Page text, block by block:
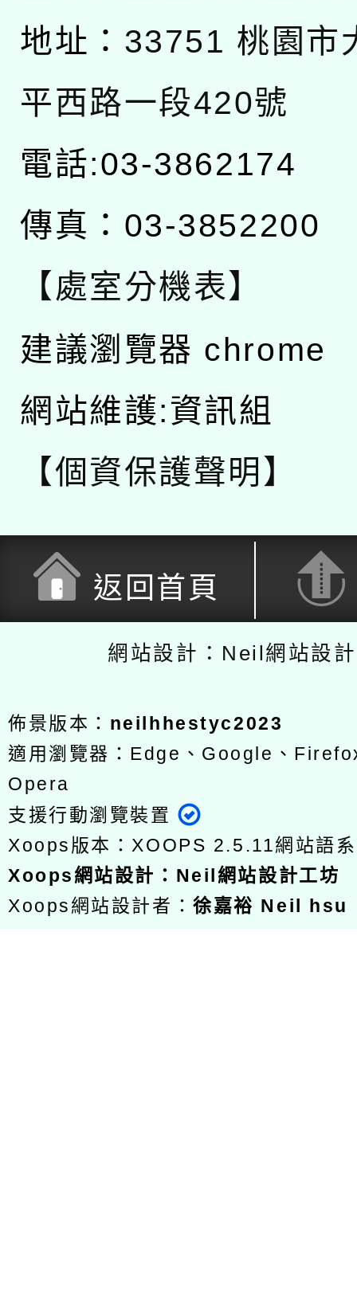
地址： 33751 桃園市
平西路一段420號
電話:03-3862174
傳真：03-3852200
【處室分機表】
建議瀏覽器 chrome
網站維護:資訊組
【個資保護聲明】
返回首頁
網站設計：Neil網站設
佈景版本： neilhhestyc2023
適用瀏覽器：Edge、Google、
Opera
支援行動瀏覽裝置
Xoops版本： XOOPS 2.5.11網站語
Xoops網站設計 ： Neil網站設計工坊
Xoops網站設計者：徐嘉裕 Neil hsu